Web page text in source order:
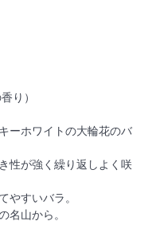
り）
ーホワイトの大輪花のバ
性が強く繰り返しよく咲
やすいバラ。
名山から。